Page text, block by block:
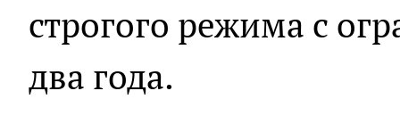
строгого режима с
два года.